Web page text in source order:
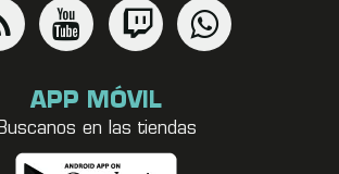
APP MÓVIL
en las tiendas